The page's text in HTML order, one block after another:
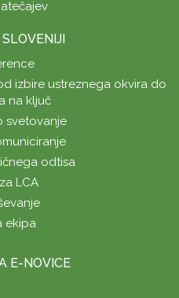
izbire ustreznega okvira do
na ključ
svetovanje
odtisa
LCA
ekipa
E-NOVICE